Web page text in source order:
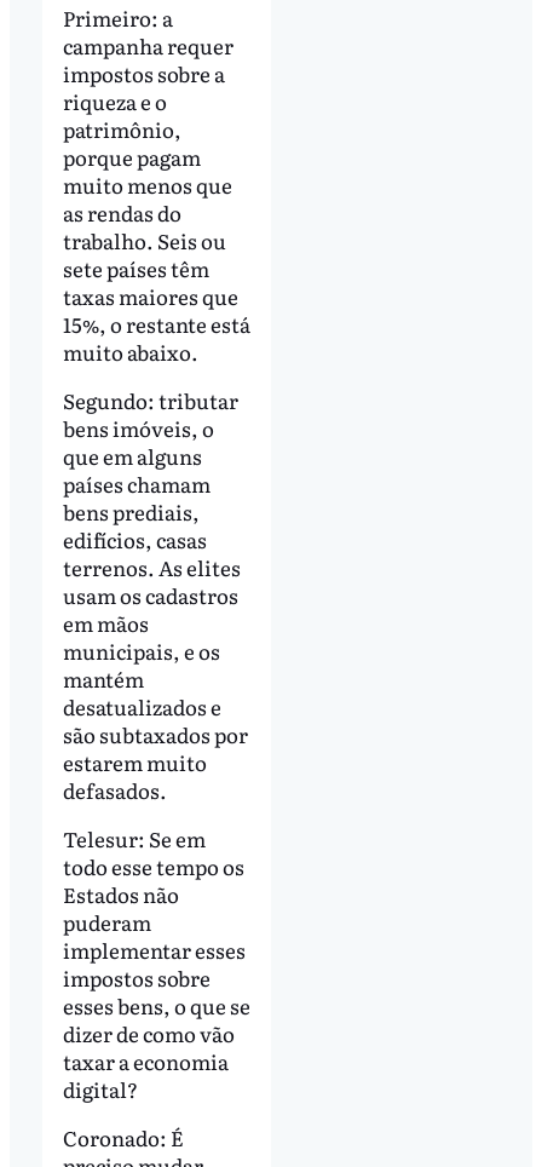
Primeiro: a
campanha requer
impostos sobre a
riqueza e o
patrimônio,
porque pagam
muito menos que
as rendas do
trabalho. Seis ou
sete países têm
taxas maiores que
15%, o restante está
muito abaixo.
Segundo: tributar
bens imóveis, o
que em alguns
países chamam
bens prediais,
edifícios, casas
terrenos. As elites
usam os cadastros
em mãos
municipais, e os
mantém
desatualizados e
são subtaxados por
estarem muito
defasados.
Telesur: Se em
todo esse tempo os
Estados não
puderam
implementar esses
impostos sobre
esses bens, o que se
dizer de como vão
taxar a economia
digital?
Coronado: É